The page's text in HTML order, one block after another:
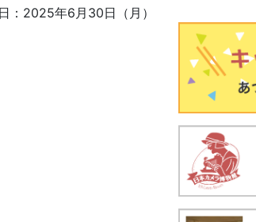
：2025年6月30日（月）